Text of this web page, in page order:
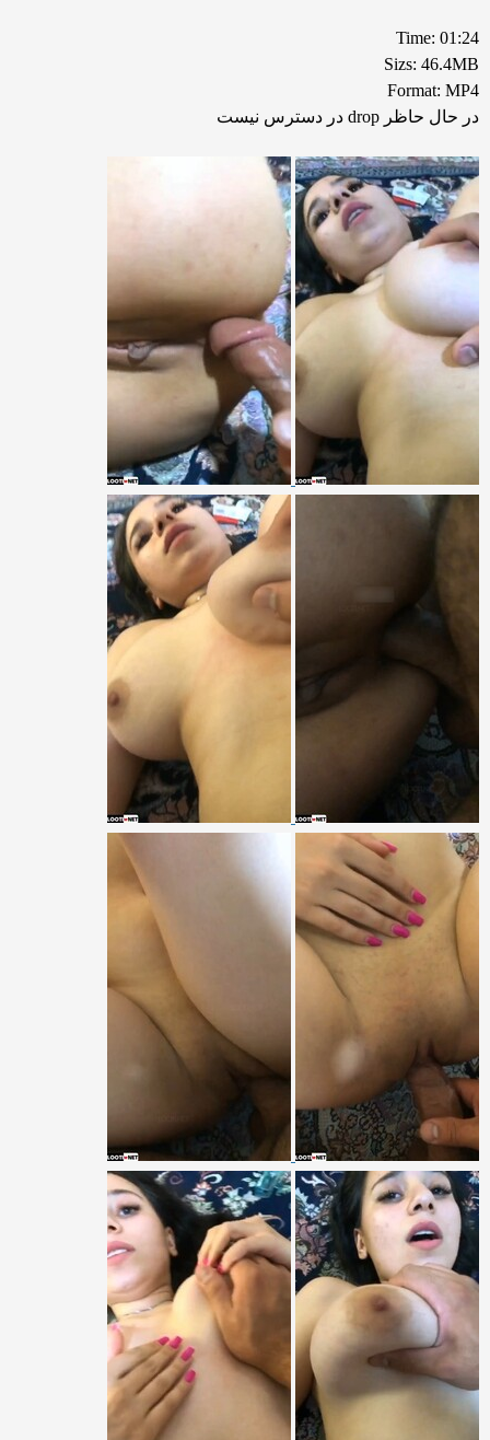
Time: 01:24
Sizs: 46.4MB
Format: MP4
در حال حاظر drop در دسترس نیست